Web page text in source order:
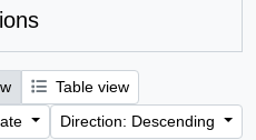
Table view
Direction: Descending